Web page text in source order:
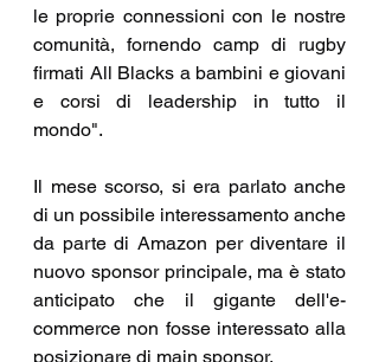
le proprie connessioni con le nostre
comunità, fornendo camp di rugby
firmati All Blacks a bambini e giovani
e corsi di leadership in tutto il
mondo".
Il mese scorso, si era parlato anche
di un possibile interessamento anche
da parte di Amazon per diventare il
nuovo sponsor principale, ma è stato
anticipato che il gigante dell'e-
commerce non fosse interessato alla
posizionare di main sponsor.